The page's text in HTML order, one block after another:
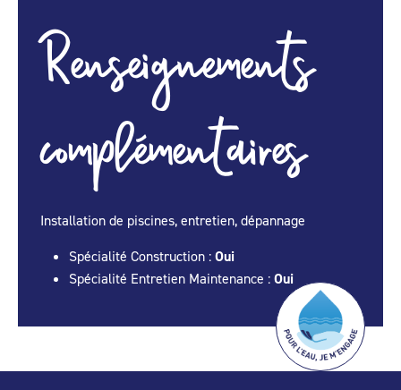
Renseignements
complémentaires
Installation de piscines, entretien, dépannage
Spécialité Construction : Oui
Spécialité Entretien Maintenance : Oui